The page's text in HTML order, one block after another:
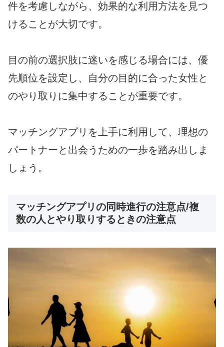
件を考慮しながら、効果的な利用方法を見つ
けることが大切です。
目の前の選択肢に迷いを感じる場合には、優
先順位を設定し、自分の目的に合った女性と
のやり取りに集中することが重要です。
マッチングアプリを上手に利用して、理想の
パートナーと出会うための一歩を踏み出しま
しょう。
マッチングアプリの同時進行の注意点/複
数の人とやり取りするときの注意点